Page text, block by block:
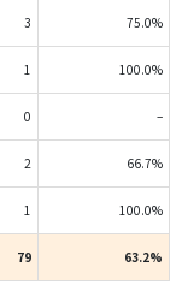
3 75.0%
1 100.0%
0 –
2 66.7%
1 100.0%
79 63.2%